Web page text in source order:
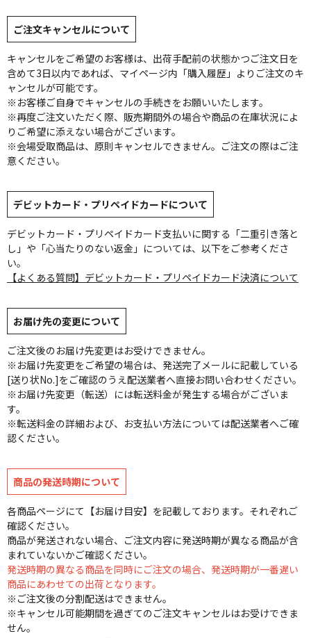
ご注文キャンセルについて
キャンセルをご希望のお客様は、出荷手配前の状態かつご注文日を
含めて3日以内であれば、マイページ内「購入履歴」よりご注文のキ
ャンセルが可能です。
※お客様ご自身でキャンセルの手続きをお願いいたします。
※再度ご注文いただく際、販売期間外の場合や商品の在庫状況によ
りご希望に添えない場合がございます。
※会場受取商品は、原則キャンセルできません。ご注文の際はご注
意ください。
デビットカード・プリペイドカードについて
デビットカード・プリペイドカード支払いに関する「二重引き落と
し」や「心当たりのない返金」については、以下をご参考くださ
い。
【よくある質問】デビットカード・プリペイドカード決済について
お届け先の変更について
ご注文後のお届け先変更はお受けできません。
※お届け先変更をご希望の場合は、発送完了メールに記載している
[送り状No.]をご確認のうえ配送業者へ直接お問い合わせください。
※お届け先変更（転送）には転送料金が発生する場合がございま
す。
※転送料金の詳細および、お支払い方法については配送業者へご確
認ください。
商品の発送時期について
各商品ページにて【お届け目安】を記載しております。それぞれご
確認ください。
商品が発送されない場合、ご注文内容に発送時期が異なる商品が含
まれていないかご確認ください。
発送時期の異なる商品を同時にご注文の場合、発送時期が一番遅い
商品にあわせての出荷となります。
※ご注文後の分割配送はできません。
※キャンセル可能期間を過ぎてのご注文キャンセルはお受けできま
せん。